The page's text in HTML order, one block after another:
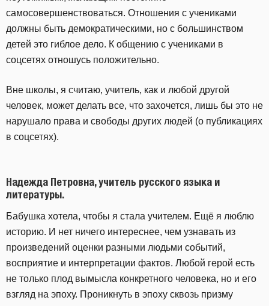
самосовершенствоваться. Отношения с учениками
должны быть демократическими, но с большинством
детей это гиблое дело. К общению с учениками в
соцсетях отношусь положительно.
Вне школы, я считаю, учитель, как и любой другой
человек, может делать все, что захочется, лишь бы это не
нарушало права и свободы других людей (о публикациях
в соцсетях).
Надежда Петровна, учитель русского языка и
литературы.
Бабушка хотела, чтобы я стала учителем. Ещё я люблю
историю. И нет ничего интереснее, чем узнавать из
произведений оценки разными людьми событий,
восприятие и интерпретации фактов. Любой герой есть
не только плод вымысла конкретного человека, но и его
взгляд на эпоху. Проникнуть в эпоху сквозь призму